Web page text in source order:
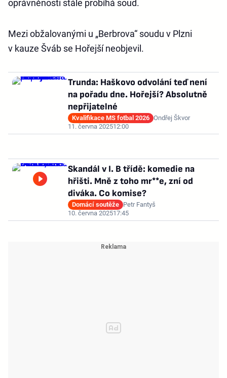
oprávněnosti stále probíhá soud.
Mezi obžalovanými u „Berbrova“ soudu v Plzni
v kauze Šváb se Hořejší neobjevil.
Trunda: Haškovo odvolání teď není
na pořadu dne. Hořejší? Absolutně
nepřijatelné
Kvalifikace MS fotbal 2026 Ondřej Škvor
11. června 202512:00
Skandál v I. B třídě: komedie na
hřišti. Mně z toho mr**e, zní od
diváka. Co komise?
Domácí soutěže Petr Fantyš
10. června 202517:45